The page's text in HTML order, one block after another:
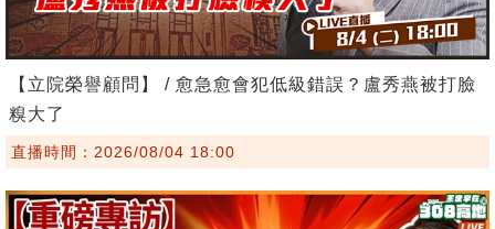
【立院榮譽顧問】 / 愈急愈會犯低級錯誤？盧秀燕被打臉
糗大了
直播時間：2026/08/04 18:00